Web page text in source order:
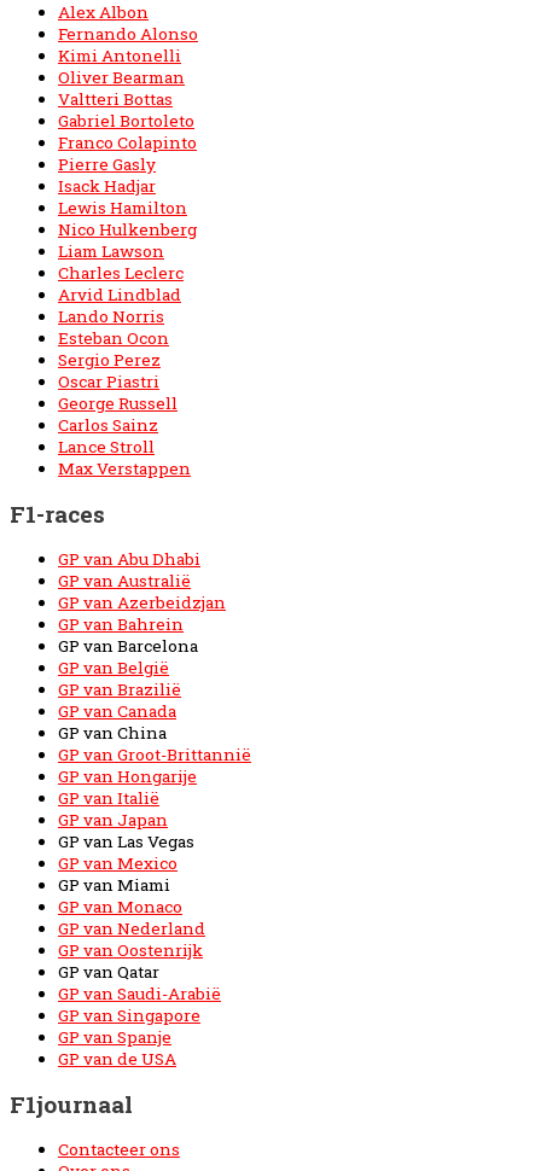
Alex Albon
Fernando Alonso
Kimi Antonelli
Oliver Bearman
Valtteri Bottas
Gabriel Bortoleto
Franco Colapinto
Pierre Gasly
Isack Hadjar
Lewis Hamilton
Nico Hulkenberg
Liam Lawson
Charles Leclerc
Arvid Lindblad
Lando Norris
Esteban Ocon
Sergio Perez
Oscar Piastri
George Russell
Carlos Sainz
Lance Stroll
Max Verstappen
F1-races
GP van Abu Dhabi
GP van Australië
GP van Azerbeidzjan
GP van Bahrein
GP van Barcelona
GP van België
GP van Brazilië
GP van Canada
GP van China
GP van Groot-Brittannië
GP van Hongarije
GP van Italië
GP van Japan
GP van Las Vegas
GP van Mexico
GP van Miami
GP van Monaco
GP van Nederland
GP van Oostenrijk
GP van Qatar
GP van Saudi-Arabië
GP van Singapore
GP van Spanje
GP van de USA
F1journaal
Contacteer ons